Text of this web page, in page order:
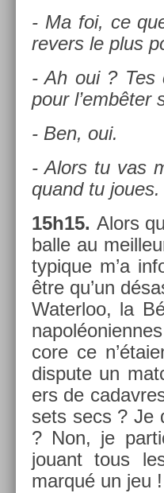
- Ma foi, ce
re­v­ers le plus
- Ah oui ? Tes
pour l’embêter
- Ben, oui.
- Alors tu vas
quand tu
15h15. Alors
balle au
typique m’a
être qu’un
Water­loo, la
core ce
dis­pute un
ers de
sets secs ? Je
? Non, je
jouant tous
marqué un jeu !